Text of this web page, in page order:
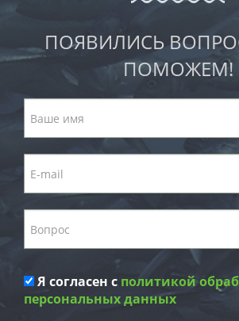
ПОЯВИЛИСЬ
ПОМОЖЕМ!
Я согласен с политикой
персональных данных